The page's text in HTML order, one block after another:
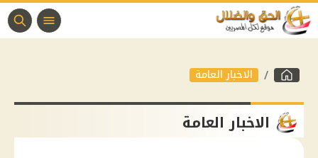
الاخبار العامة
الاخبار العامة